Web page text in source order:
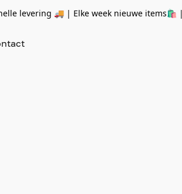
levering 🚚 | Elke week nieuwe items🛍